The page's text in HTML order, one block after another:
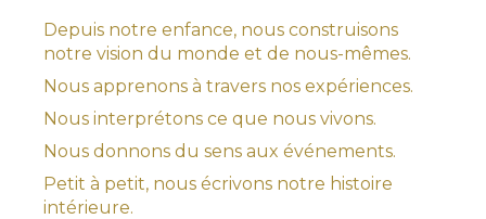
Depuis notre enfance, nous construisons
notre vision du monde et de nous-mêmes.
Nous apprenons à travers nos expériences.
Nous interprétons ce que nous vivons.
Nous donnons du sens aux événements.
Petit à petit, nous écrivons notre histoire
intérieure.